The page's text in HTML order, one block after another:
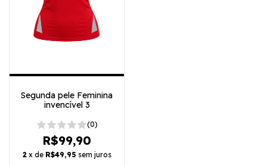
Segunda pele Feminina
invencível 3
(0)
R$99,90
2 x de R$49,95 sem juros